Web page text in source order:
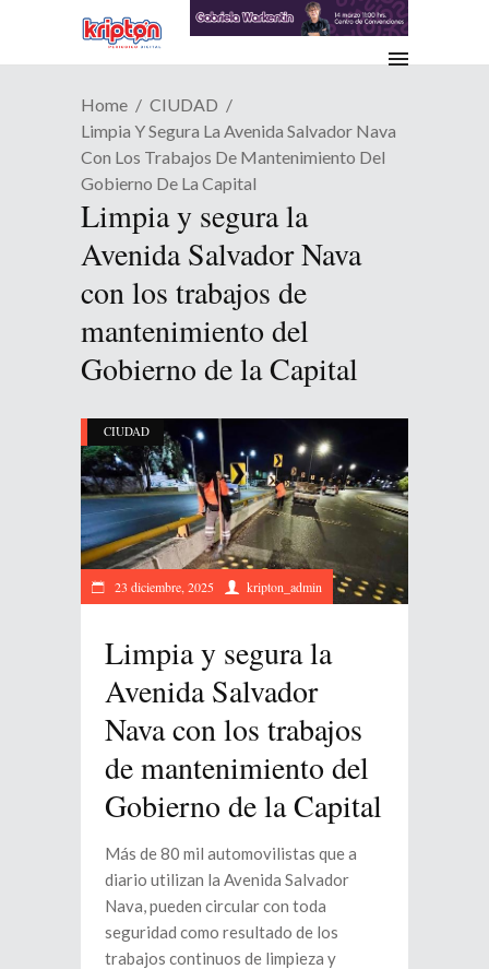
Home
CIUDAD
Limpia Y Segura La Avenida Salvador Nava
Con Los Trabajos De Mantenimiento Del
Gobierno De La Capital
Limpia y segura la
Avenida Salvador Nava
con los trabajos de
mantenimiento del
Gobierno de la Capital
CIUDAD
23 diciembre, 2025 kripton_admin
Limpia y segura la
Avenida Salvador
Nava con los trabajos
de mantenimiento del
Gobierno de la Capital
Más de 80 mil automovilistas que a
diario utilizan la Avenida Salvador
Nava, pueden circular con toda
seguridad como resultado de los
trabajos continuos de limpieza y